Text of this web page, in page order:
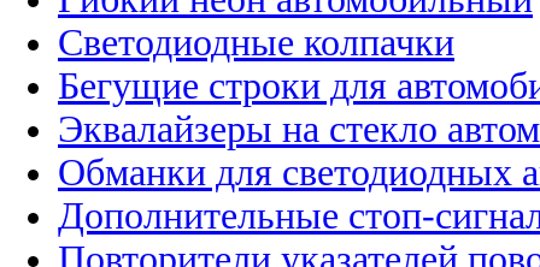
Светодиодные колпачки
Бегущие строки для
Эквалайзеры на стекло
Обманки для светодиодных
Дополнительные стоп-